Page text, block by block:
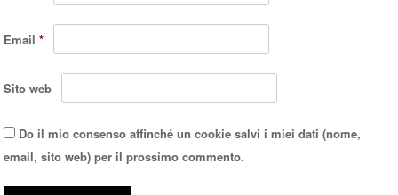
Email*
Sito web
Do il mio consenso affinché un cookie salvi i miei dati (nome,
email, sito web) per il prossimo commento.